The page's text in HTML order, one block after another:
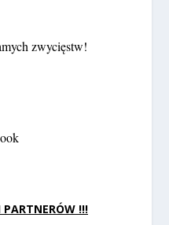
zwycięstw!
PARTNERÓW !!!